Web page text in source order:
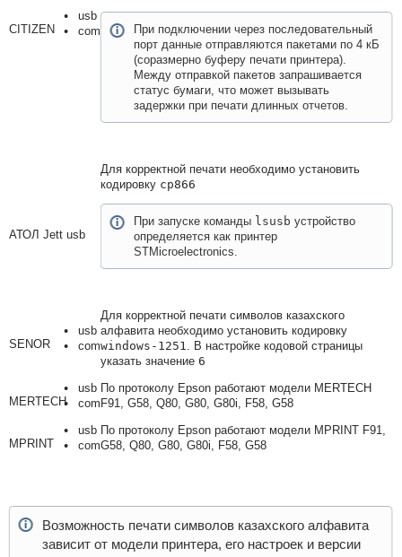
CITIZEN
usb
com
При подключении через последовательный
порт данные отправляются пакетами по 4 кБ
(соразмерно буферу печати принтера).
Между отправкой пакетов запрашивается
статус бумаги, что может вызывать
задержки при печати длинных отчетов.
АТОЛ Jett usb
Для корректной печати необходимо установить
кодировку cp866
При запуске команды lsusb устройство
определяется как принтер
STMicroelectronics.
SENOR
usb
com
Для корректной печати символов казахского
алфавита необходимо установить кодировку
windows-1251. В настройке кодовой страницы
указать значение 6
MERTECH
usb
com
По протоколу Epson работают модели MERTECH
F91, G58, Q80, G80, G80i, F58, G58
MPRINT
usb
com
По протоколу Epson работают модели MPRINT F91,
G58, Q80, G80, G80i, F58, G58
Возможность печати символов казахского алфавита
зависит от модели принтера, его настроек и версии